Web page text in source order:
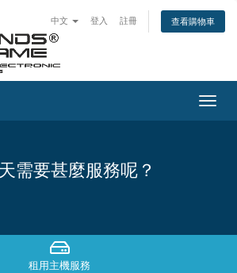
中文 登入 註冊 查看購物車
需要甚麼服務呢？
租用主機服務